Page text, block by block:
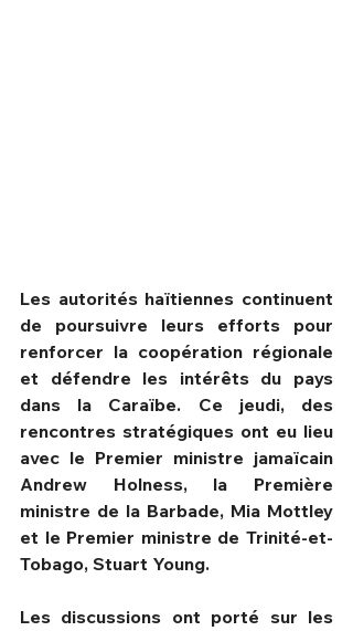
HPN Live
Les autorités haïtiennes continuent
de poursuivre leurs efforts pour
renforcer la coopération régionale
et défendre les intérêts du pays
dans la Caraïbe. Ce jeudi, des
rencontres stratégiques ont eu lieu
avec le Premier ministre jamaïcain
Andrew Holness, la Première
ministre de la Barbade, Mia Mottley
et le Premier ministre de Trinité-et-
Tobago, Stuart Young.
Les discussions ont porté sur les